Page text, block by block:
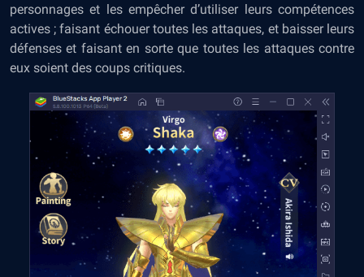
personnages et les empêcher d’utiliser leurs compétences
actives ; faisant échouer toutes les attaques, et baisser leurs
défenses et faisant en sorte que toutes les attaques contre
eux soient des coups critiques.